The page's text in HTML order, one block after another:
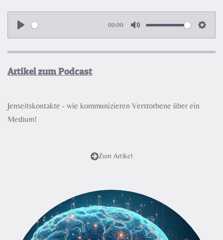
P
l
y
00:00
M
u
S
e
Artikel zum Podcast
Jenseitskontakte - wie kommunizieren Verstorbene über ein
Medium!
Zum Artikel